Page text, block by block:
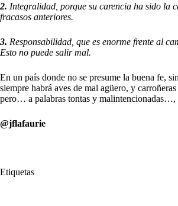
2. Integralidad, porque su carencia ha sido la
fracasos anteriores.
3. Responsabilidad, que es enorme frente al
Esto no puede salir mal.
En un país donde no se presume la buena fe,
siempre habrá aves de mal agüero, y
pero… a palabras tontas y malintencionadas…,
@jflafaurie
Etiquetas